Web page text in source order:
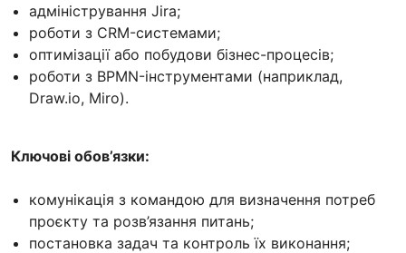
адміністрування Jira;
роботи з CRM-системами;
оптимізації або побудови бізнес-процесів;
роботи з BPMN-інструментами (наприклад,
Draw.io, Miro).
Ключові обов’язки:
комунікація з командою для визначення потреб
проєкту та розв’язання питань;
постановка задач та контроль їх виконання;